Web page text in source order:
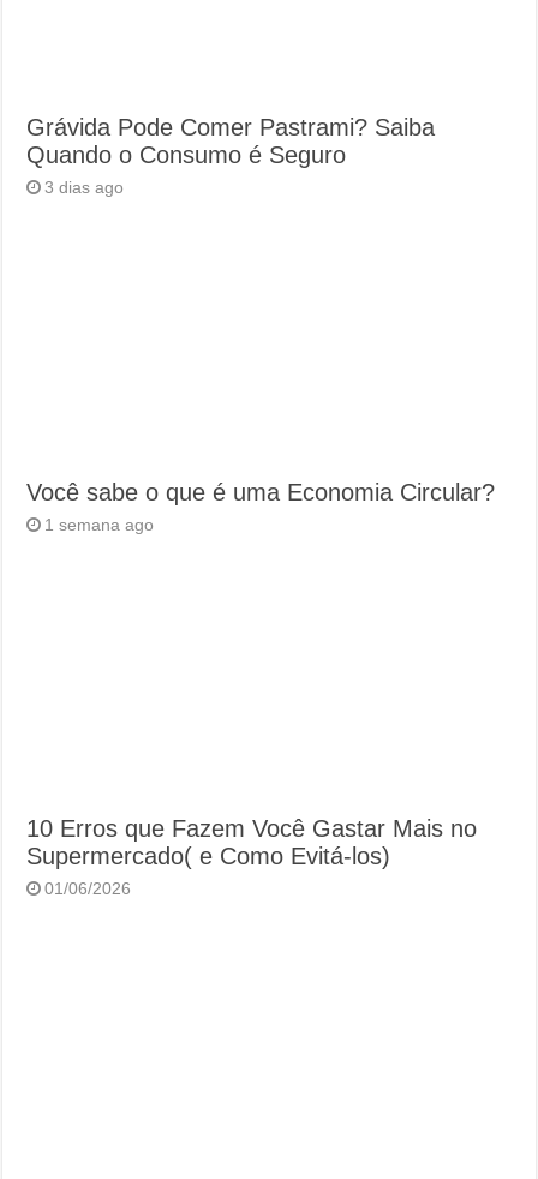
Grávida Pode Comer Pastrami? Saiba
Quando o Consumo é Seguro
3 dias ago
Você sabe o que é uma Economia Circular?
1 semana ago
10 Erros que Fazem Você Gastar Mais no
Supermercado( e Como Evitá-los)
01/06/2026